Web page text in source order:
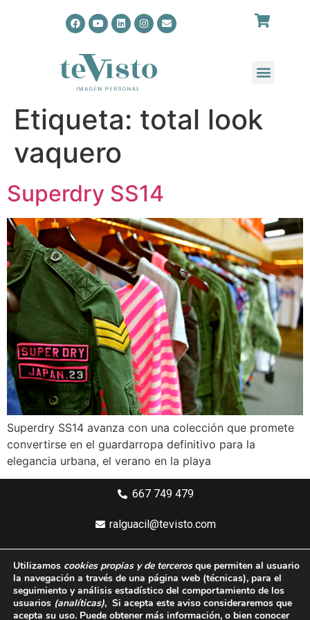
Etiqueta: total look
vaquero
Superdry SS14
Superdry SS14 avanza con una colección que promete
convertirse en el guardarropa definitivo para la
elegancia urbana, el verano en la playa
667 749 479
ralguacil@tevisto.com
Aviso legal
Política de privacidad
Utilizamos cookies propias y de tercerosque permiten al usuario
la navegación a través de una página web (técnicas), para el
seguimiento y análisis estadístico del comportamiento de los
usuarios (analíticas), Si acepta este aviso consideraremos que
acepta su uso. Puede obtener más información, o bien conocer